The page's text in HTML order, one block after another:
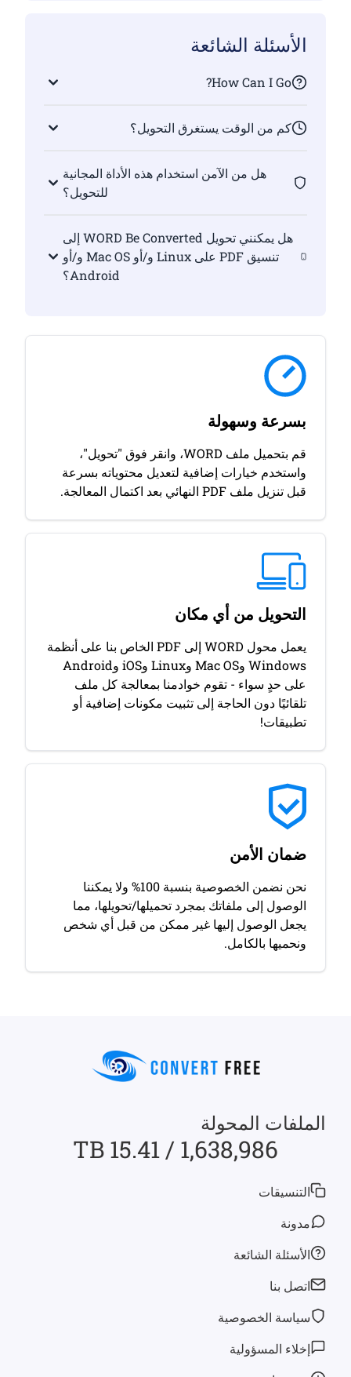
الأسئلة الشائعة
How Can I Go?
كم من الوقت يستغرق التحويل؟
هل من الآمن استخدام هذه الأداة المجانية
للتحويل؟
هل يمكنني تحويل WORD Be Converted إلى
تنسيق PDF على Linux و/أو Mac OS و/أو
Android؟
بسرعة وسهولة
قم بتحميل ملف WORD، وانقر فوق "تحويل"،
واستخدم خيارات إضافية لتعديل محتوياته بسرعة
قبل تنزيل ملف PDF النهائي بعد اكتمال المعالجة.
التحويل من أي مكان
يعمل محول WORD إلى PDF الخاص بنا على أنظمة
Windows وMac OS وLinux وiOS وAndroid
على حدٍ سواء - تقوم خوادمنا بمعالجة كل ملف
تلقائيًا دون الحاجة إلى تثبيت مكونات إضافية أو
تطبيقات!
ضمان الأمن
نحن نضمن الخصوصية بنسبة 100% ولا يمكننا
الوصول إلى ملفاتك بمجرد تحميلها/تحويلها، مما
يجعل الوصول إليها غير ممكن من قبل أي شخص
ونحميها بالكامل.
الملفات المحولة
1,638,986 / 15.41 TB
التنسيقات
مدونة
الأسئلة الشائعة
اتصل بنا
سياسة الخصوصية
إخلاء المسؤولية